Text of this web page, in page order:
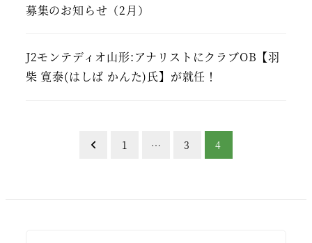
募集のお知らせ（2月）
J2モンテディオ山形:アナリストにクラブOB【羽
柴 寛泰(はしば かんた)氏】が就任！
1 … 3 4